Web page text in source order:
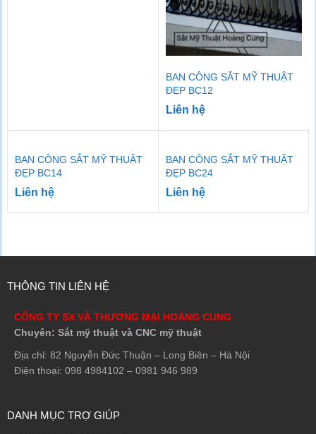
BAN CÔNG SẮT MỸ THUẬT
ĐẸP BC12
Liên hệ
BAN CÔNG SẮT MỸ THUẬT
ĐẸP BC14
Liên hệ
BAN CÔNG SẮT MỸ THUẬT
ĐẸP BC24
Liên hệ
THÔNG TIN LIÊN HỆ
CÔNG TY SX VÀ THƯƠNG MẠI HOÀNG CUNG
Chuyên: Sắt mỹ thuật và CNC mỹ thuật
Địa chỉ: 82 Nguyễn Đức Thuận – Long Biên – Hà Nội
Điện thoại: 098 4984102 – 0981 946 989
DANH MỤC TRỢ GIÚP